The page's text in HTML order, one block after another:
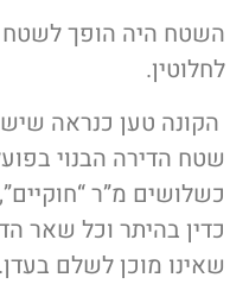
השטח היה הופך לשטח
לחלוטין.
הקונה טען כנראה
שטח הדירה הבנוי
כשלושים מ”ר
כדין בהיתר וכל שאר
שאינו מוכן לשלם בעדן.